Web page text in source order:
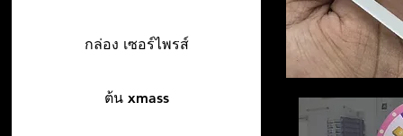
กล่อง เซอร์ไพรส์
ต้น xmass